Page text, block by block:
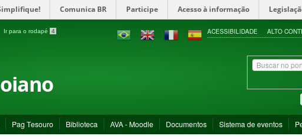
Comunica BR Participe Acesso à informação
Ir para o rodapé 4 ACESSIBILIDADE ALTO
Pag Tesouro Biblioteca AVA - Moodle Documentos Sistema de eventos